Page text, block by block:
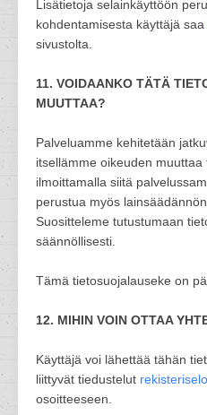
Lisätietoja selainkäyttöön
kohdentamisesta käyttäjä saa
sivustolta.
11. VOIDAANKO TÄTÄ
MUUTTAA?
Palveluamme kehitetään
itsellämme oikeuden
ilmoittamalla siitä
perustua myös
Suositteleme tutustumaan
säännöllisesti.
Tämä tietosuojalauseke on
12. MIHIN VOIN OTTAA
Käyttäjä voi lähettää tähän
liittyvät tiedustelut
osoitteeseen.